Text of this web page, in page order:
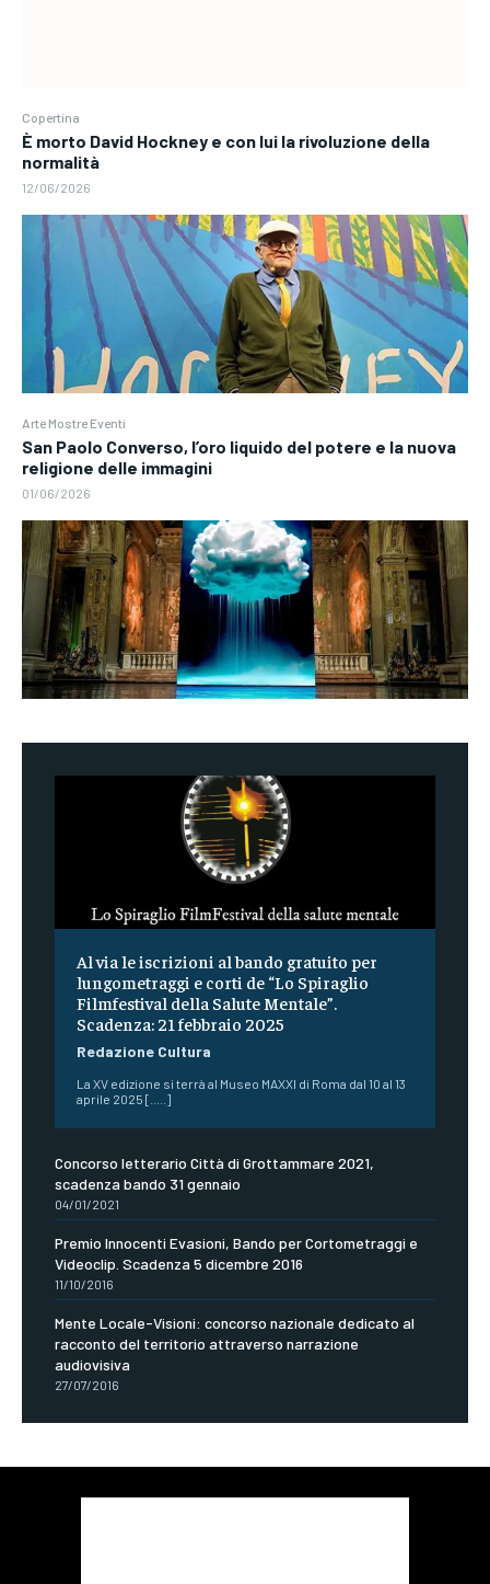
Copertina
È morto David Hockney e con lui la rivoluzione della
normalità
12/06/2026
Arte Mostre Eventi
San Paolo Converso, l’oro liquido del potere e la nuova
religione delle immagini
01/06/2026
Al via le iscrizioni al bando gratuito per
lungometraggi e corti de “Lo Spiraglio
Filmfestival della Salute Mentale”.
Scadenza: 21 febbraio 2025
Redazione Cultura
La XV edizione si terrà al Museo MAXXI di Roma dal 10 al 13
aprile 2025 [.....]
Concorso letterario Città di Grottammare 2021,
scadenza bando 31 gennaio
04/01/2021
Premio Innocenti Evasioni, Bando per Cortometraggi e
Videoclip. Scadenza 5 dicembre 2016
11/10/2016
Mente Locale-Visioni: concorso nazionale dedicato al
racconto del territorio attraverso narrazione
audiovisiva
27/07/2016